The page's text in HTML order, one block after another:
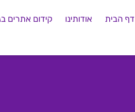
דף הבית אודותינו קידום אתרים